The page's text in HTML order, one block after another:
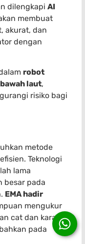
dilengkapi AI
membuat
akurat, dan
dengan
robot
laut,
risiko bagi
metode
Teknologi
lama
besar pada
EMA hadir
mengukur
cat dan karat,
pada